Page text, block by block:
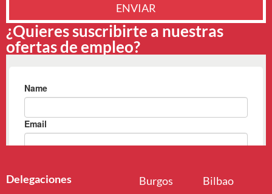
ENVIAR
¿Quieres suscribirte a nuestras
ofertas de empleo?
Delegaciones
Burgos
Bilbao